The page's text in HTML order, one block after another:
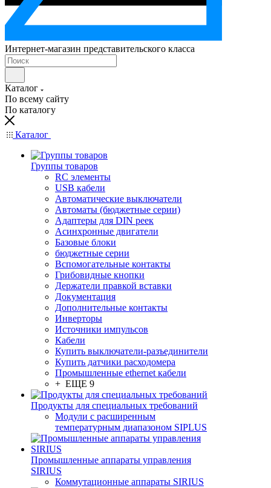
Интернет-магазин представительского класса
Каталог
По всему сайту
По каталогу
Каталог
Группы товаров
RC элементы
USB кабели
Автоматические выключатели
Автоматы (бюджетные серии)
Адаптеры для DIN реек
Асинхронные двигатели
Базовые блоки
бюджетные серии
Вспомогательные контакты
Грибовидные кнопки
Держатели правкой вставки
Документация
Дополнительные контакты
Инверторы
Источники импульсов
Кабели
Купить выключатели-разъединители
Купить датчики расходомера
Промышленные ethernet кабели
+ ЕЩЕ 9
Продукты для специальных требований
Модули с расширенным
температурным диапазоном SIPLUS
Промышленные аппараты управления
SIRIUS
Коммутационные аппараты SIRIUS